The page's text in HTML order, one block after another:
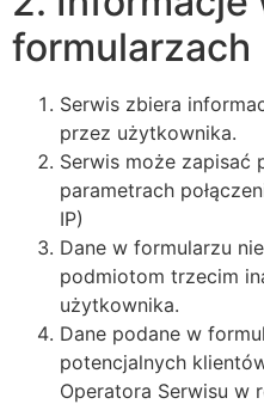
formularzach
Serwis zbiera
przez użytkownika.
Serwis może zapisać
parametrach
IP)
Dane w formularzu
podmiotom trzecim
użytkownika.
Dane podane w
potencjalnych
Operatora Serwisu w